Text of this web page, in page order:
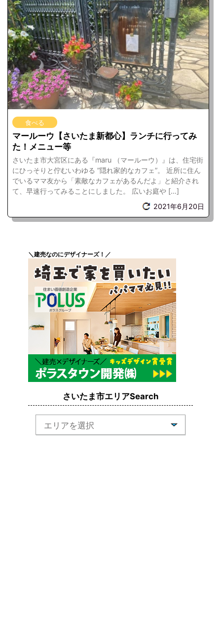
食べる
マールーウ【さいたま新都心】ランチに行ってみ
た！メニュー等
さいたま市大宮区にある『maru （マールーウ）』は、住宅街
にひっそりと佇むいわゆる ”隠れ家的なカフェ”。 近所に住ん
でいるママ友から「素敵なカフェがあるんだよ」と紹介され
て、早速行ってみることにしました。 広いお庭や […]
2021年6月20日
＼建売なのにデザイナーズ！／
さいたま市エリアSearch